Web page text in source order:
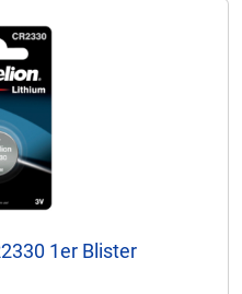
1er Blister